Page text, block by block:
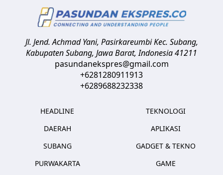
Jl. Jend. Achmad Yani, Pasirkareumbi Kec. Subang,
Kabupaten Subang, Jawa Barat,Indonesia41211
pasundanekspres@gmail.com
+6281280911913
+6289688232338
HEADLINE
DAERAH
SUBANG
PURWAKARTA
TEKNOLOGI
APLIKASI
GADGET & TEKNO
GAME